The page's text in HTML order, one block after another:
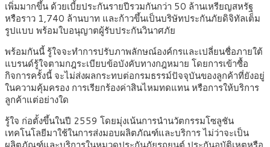
เพิ่มมากขึ้น ด้วยเบี้ยประกันรายปีรวมกันกว่า 50 ล้านเหรียญสหรัฐ
หรือราว 1,740 ล้านบาท และก้าวขึ้นเป็นบริษัทประกันภัยดิจิทัลเต็ม
รูปแบบ พร้อมใบอนุญาตผู้รับประกันวินาศภัย
พร้อมกันนี้ รู้ใจจะทำการปรับภาพลักษณ์องค์กรและเปลี่ยนชื่อภายใต้
แบรนด์รู้ใจตามกฎระเบียบข้อบังคับทางกฎหมาย โดยการเข้าซื้อ
กิจการครั้งนี้ จะไม่ส่งผลกระทบต่อกรมธรรม์ปัจจุบันของลูกค้าที่ยังอยู่
ในความคุ้มครอง การเรียกร้องค่าสินไหมทดแทน หรือการให้บริการ
ลูกค้าแต่อย่างใด
รู้ใจ ก่อตั้งขึ้นในปี 2559 โดยมุ่งเน้นการนำนวัตกรรมโซลูชัน
เทคโนโลยีมาใช้ในการส่งมอบผลิตภัณฑ์และบริการ ไม่ว่าจะเป็น